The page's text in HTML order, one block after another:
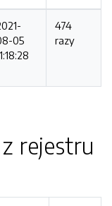
05
474
razy
rejestru